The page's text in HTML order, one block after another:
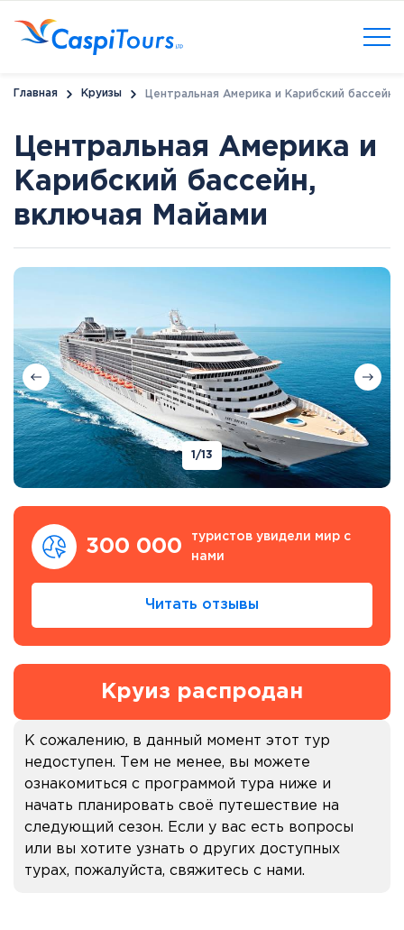
Главная Круизы Центральная Америка и Карибский бассейн,
Центральная Америка и
Карибский бассейн,
включая Майами
1 /13
300 000
туристов увидели мир с
нами
Читать отзывы
Круиз распродан
К сожалению, в данный момент этот тур
недоступен. Тем не менее, вы можете
ознакомиться с программой тура ниже и
начать планировать своё путешествие на
следующий сезон. Если у вас есть вопросы
или вы хотите узнать о других доступных
турах, пожалуйста, свяжитесь с нами.